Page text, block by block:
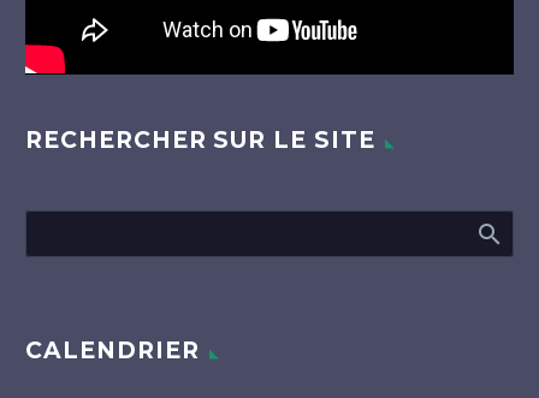
RECHERCHER SUR LE SITE
CALENDRIER